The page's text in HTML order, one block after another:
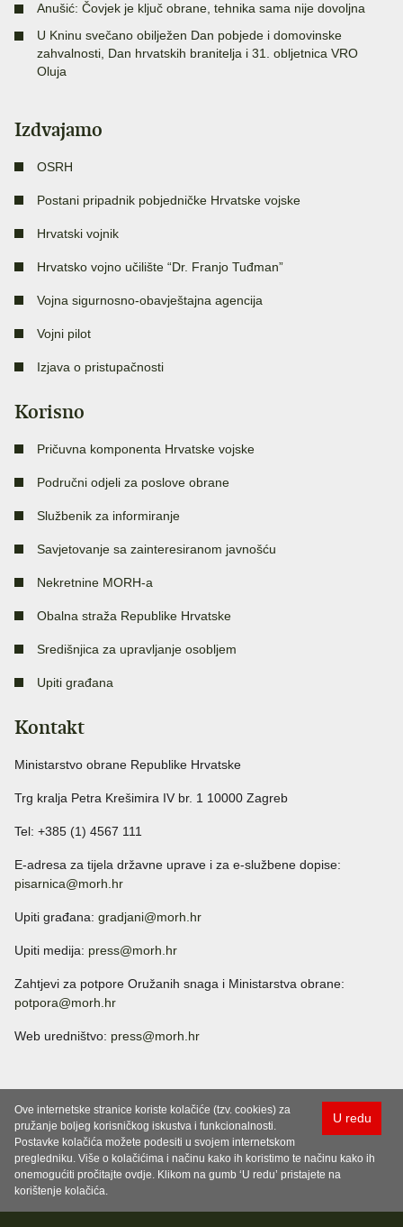
Anušić: Čovjek je ključ obrane, tehnika sama nije dovoljna
U Kninu svečano obilježen Dan pobjede i domovinske
zahvalnosti, Dan hrvatskih branitelja i 31. obljetnica VRO
Oluja
Izdvajamo
OSRH
Postani pripadnik pobjedničke Hrvatske vojske
Hrvatski vojnik
Hrvatsko vojno učilište “Dr. Franjo Tuđman”
Vojna sigurnosno-obavještajna agencija
Vojni pilot
Izjava o pristupačnosti
Korisno
Pričuvna komponenta Hrvatske vojske
Područni odjeli za poslove obrane
Službenik za informiranje
Savjetovanje sa zainteresiranom javnošću
Nekretnine MORH-a
Obalna straža Republike Hrvatske
Središnjica za upravljanje osobljem
Upiti građana
Kontakt
Ministarstvo obrane Republike Hrvatske
Trg kralja Petra Krešimira IV br. 1 10000 Zagreb
Tel: +385 (1) 4567 111
E-adresa za tijela državne uprave i za e-službene dopise:
pisarnica@morh.hr
Upiti građana: gradjani@morh.hr
Upiti medija: press@morh.hr
Zahtjevi za potpore Oružanih snaga i Ministarstva obrane:
potpora@morh.hr
Web uredništvo: press@morh.hr
U redu
Ove internetske stranice koriste kolačiće (tzv. cookies) za
pružanje boljeg korisničkog iskustva i funkcionalnosti.
Postavke kolačića možete podesiti u svojem internetskom
pregledniku. Više o kolačićima i načinu kako ih koristimo te načinu kako ih
onemogućiti pročitajte ovdje. Klikom na gumb ‘U redu’ pristajete na
korištenje kolačića.